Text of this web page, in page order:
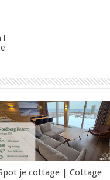
je cottage | Cottage